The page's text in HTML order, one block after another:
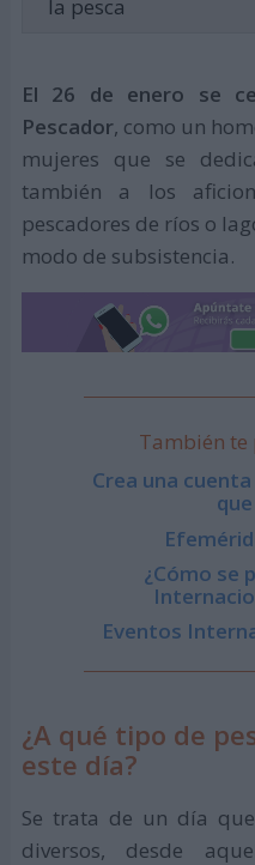
la pesca
El 26 de enero se
Pescador, como un
mujeres que se
también a los
pescadores de ríos o
modo de subsistencia.
También te
Crea una
¿Cómo se
Eventos
¿A qué tipo de
este día?
Se trata de un día
diversos, desde